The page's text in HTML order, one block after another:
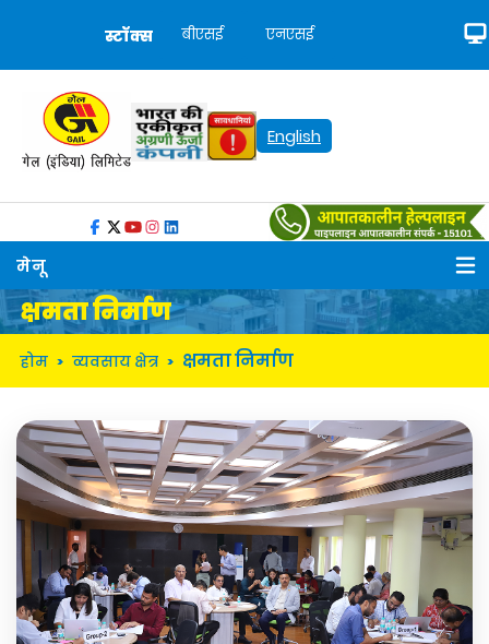
स्टॉक्स बीएसई एनएसई
English
मेनू
क्षमता निर्माण
होम > व्‍यवसाय क्षेत्र > क्षमता निर्माण